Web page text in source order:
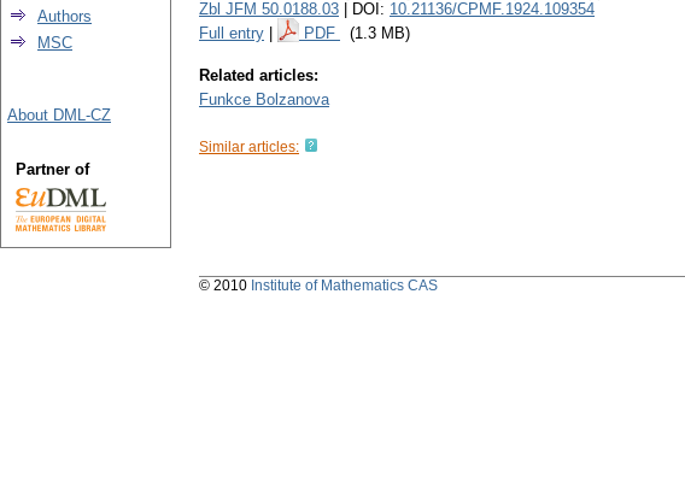
Zbl JFM 50.0188.03 | DOI: 10.21136/CPMF.1924.109354
Full entry
PDF (1.3 MB)
Related articles:
Funkce Bolzanova
Similar articles:
Authors
MSC
About DML-CZ
Partner of
© 2010 Institute of Mathematics CAS